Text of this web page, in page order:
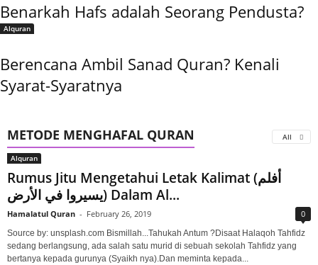
Benarkah Hafs adalah Seorang Pendusta?
Alquran
Berencana Ambil Sanad Quran? Kenali
Syarat-Syaratnya
METODE MENGHAFAL QURAN All
Alquran
Rumus Jitu Mengetahui Letak Kalimat (أفلم
يسيروا في الأرض) Dalam Al...
Hamalatul Quran - February 26, 2019 0
Source by: unsplash.com Bismillah...Tahukah Antum ?Disaat Halaqoh Tahfidz
sedang berlangsung, ada salah satu murid di sebuah sekolah Tahfidz yang
bertanya kepada gurunya (Syaikh nya).Dan meminta kepada...